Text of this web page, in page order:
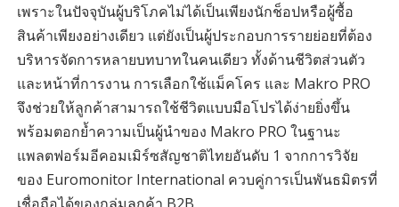
เพราะในปัจจุบันผู้บริโภคไม่ได้เป็นเพียงนักช็อปหรือผู้ซื้อ
สินค้าเพียงอย่างเดียว แต่ยังเป็นผู้ประกอบการรายย่อยที่ต้อง
บริหารจัดการหลายบทบาทในคนเดียว ทั้งด้านชีวิตส่วนตัว
และหน้าที่การงาน การเลือกใช้แม็คโคร และ Makro PRO
จึงช่วยให้ลูกค้าสามารถใช้ชีวิตแบบมือโปรได้ง่ายยิ่งขึ้น
พร้อมตอกย้ำความเป็นผู้นำของ Makro PRO ในฐานะ
แพลตฟอร์มอีคอมเมิร์ซสัญชาติไทยอันดับ 1 จากการวิจัย
ของ Euromonitor International ควบคู่การเป็นพันธมิตรที่